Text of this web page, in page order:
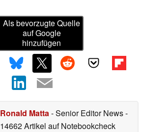
Als bevorzugte Quelle
auf Google
hinzufügen
Ronald Matta- Senior Editor News-
14662 Artikel auf Notebookcheck